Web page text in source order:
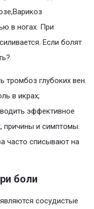
в ногах. При
Если болят
тромбоз глубоких вен.
в икрах;
эффективное
причины и симптомы.
часто списывают на
боли
сосудистые